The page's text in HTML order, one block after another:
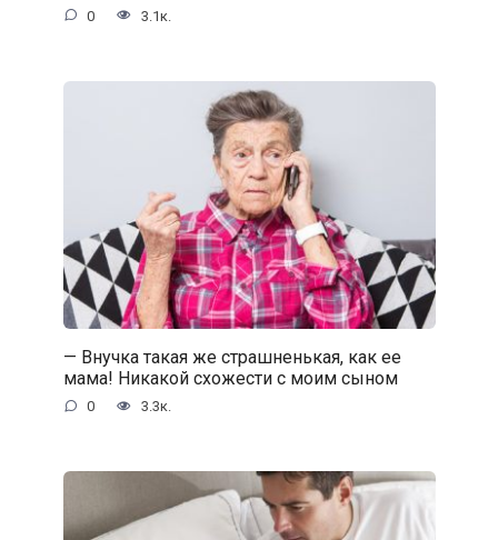
0 3.1к.
— Внучка такая же страшненькая, как ее
мама! Никакой схожести с моим сыном
0 3.3к.